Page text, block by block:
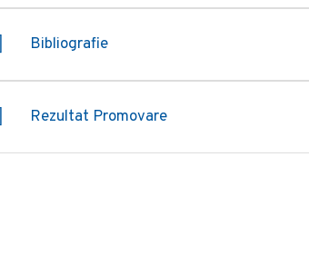
Bibliografie
Rezultat Promovare